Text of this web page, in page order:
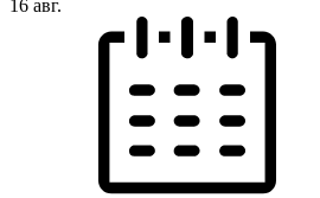
16 авг.